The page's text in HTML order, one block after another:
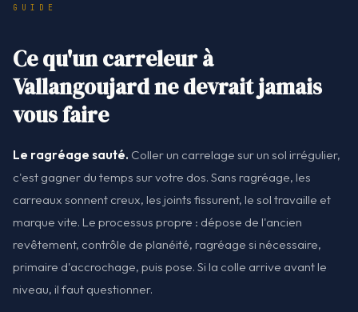
GUIDE
Ce qu'un carreleur à
Vallangoujard ne devrait jamais
vous faire
Le ragréage sauté. Coller un carrelage sur un sol irrégulier,
c'est gagner du temps sur votre dos. Sans ragréage, les
carreaux sonnent creux, les joints fissurent, le sol travaille et
marque vite. Le processus propre : dépose de l'ancien
revêtement, contrôle de planéité, ragréage si nécessaire,
primaire d'accrochage, puis pose. Si la colle arrive avant le
niveau, il faut questionner.